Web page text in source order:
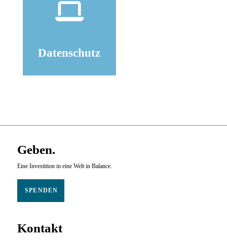
Datenschutz
Geben.
Eine Investition in eine Welt in Balance.
SPENDEN
Kontakt